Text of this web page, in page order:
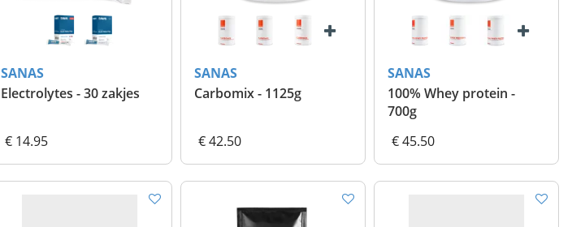
SANAS
Electrolytes - 30 zakjes
€ 14.95
SANAS
Carbomix - 1125g
€ 42.50
SANAS
100% Whey protein -
700g
€ 45.50